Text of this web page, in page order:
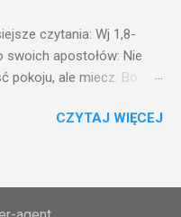
czytania: Wj 1,8-
swoich apostołów: Nie
pokoju, ale miecz. Bo
Mnie godzien. I kto kocha
Mnie posłał. Kto
jako
CZYTAJ WIĘCEJ